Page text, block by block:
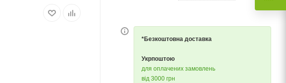
*Безкоштовна доставка
Укрпоштою
для оплачених замовлень
від 3000 грн